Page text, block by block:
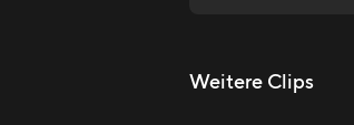
Weitere Clips